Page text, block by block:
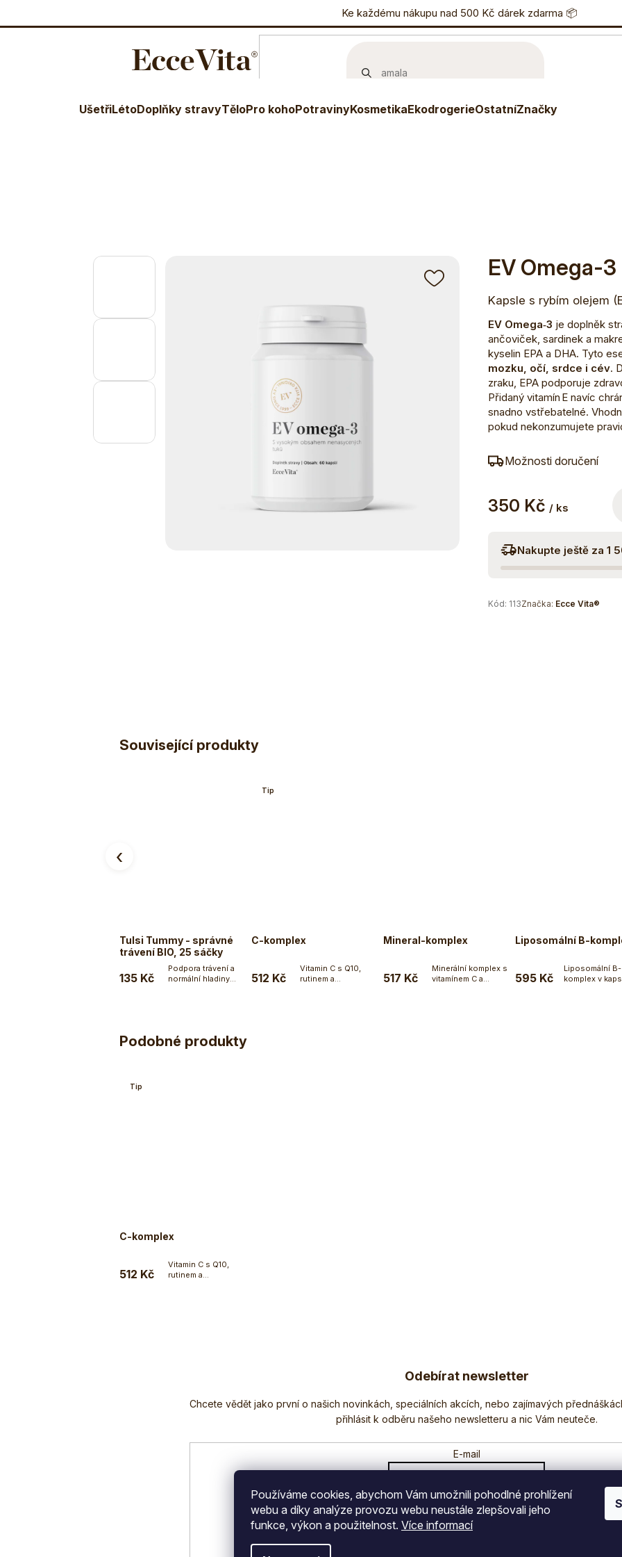
Používáme cookies, abychom Vám umožnili pohodlné prohlížení
webu a díky analýze provozu webu neustále zlepšovali jeho
funkce, výkon a použitelnost. Více informací
Ke každému nákupu nad 500 Kč dárek zdarma 📦
UšetřiLétoDoplňky stravyTěloPro kohoPotravinyKosmetikaEkodrogerieOstatníZnačky
Věrnostní program Eshop 733 738 836
Doplňky stravy Aminokyseliny
EV Omega-3
Kapsle s rybím olejem
EV Omega‑3 je doplněk
ančoviček, sardinek a
kyselin EPA a DHA. Tyto
mozku, očí, srdce i cév.
zraku, EPA podporuje
Přidaný vitamín E navíc
snadno vstřebatelné.
pokud nekonzumujete
Možnosti doručení
350 Kč / ks
Nakupte ještě za 1
Kód: 113Značka: Ecce Vita®
Související produkty
Tulsi Tummy - správné
trávení BIO, 25 sáčky
135 Kč Do košíku
Podpora trávení a
normální hladiny
Tip
C-komplex
512 Kč Do košíku
Vitamin C s Q10,
rutinem a
Mineral-komplex
517 Kč Do košíku
Minerální komplex s
vitamínem C a
Liposomální B-
595 Kč Do
Liposomální B-
komplex v
‹
Podobné produkty
Tip
C-komplex
512 Kč Do košíku
Vitamin C s Q10,
rutinem a
Odebírat newsletter
Nezmeškejte žádné novinky či slevy!
E-mail
Vložením e-mailu souhlasíte spodmínkami ochrany osobních údajů